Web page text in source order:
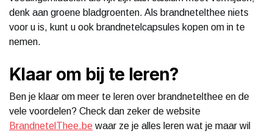
denk aan groene bladgroenten. Als brandnetelthee niets
voor u is, kunt u ook brandnetelcapsules kopen om in te
nemen.
Klaar om bij te leren?
Ben je klaar om meer te leren over brandnetelthee en de
vele voordelen? Check dan zeker de website
BrandnetelThee.be waar ze je alles leren wat je maar wil